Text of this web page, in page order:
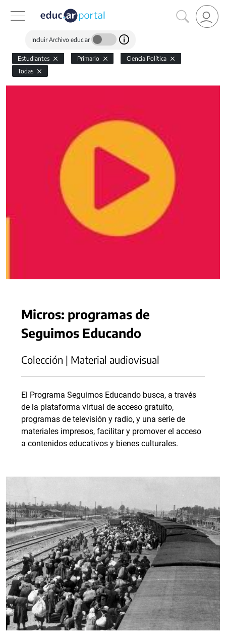
Incluir Archivo educ.ar
Estudiantes Primario
Ciencia Política
Todas
Micros: programas de
Seguimos Educando
Colección | Material audiovisual
El Programa Seguimos Educando busca, a través
de la plataforma virtual de acceso gratuito,
programas de televisión y radio, y una serie de
materiales impresos, facilitar y promover el acceso
a contenidos educativos y bienes culturales.